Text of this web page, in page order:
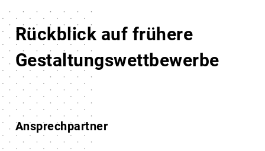
Rückblick auf frühere
Gestaltungswettbewerbe
Gestaltungswettbewerb
2025
Gestaltungswettbewerb
2024
Gestaltungswettbewerb
2023
Ansprechpartner